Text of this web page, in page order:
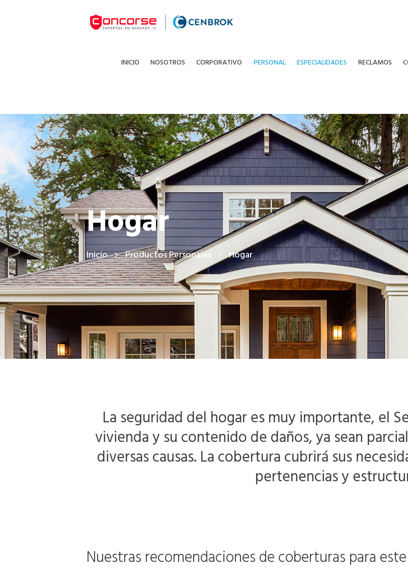
INICIO NOSOTROS CORPORATIVO PERSONAL ESPECIALIDADES RECLAMOS
Hogar
Inicio Productos Personales Hogar
La seguridad del hogar es muy importante, el
vivienda y su contenido de daños, ya sean
diversas causas. La cobertura cubrirá sus
pertenencias y
Nuestras recomendaciones de coberturas para